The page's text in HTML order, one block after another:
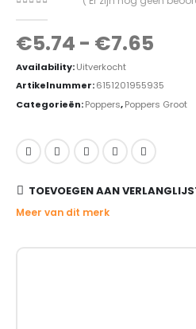
€5.74 - €7.65
Availability:Uitverkocht
Artikelnummer:6151201955935
Categorieën:Poppers,Poppers Groot
TOEVOEGEN AAN
Meer van dit merk